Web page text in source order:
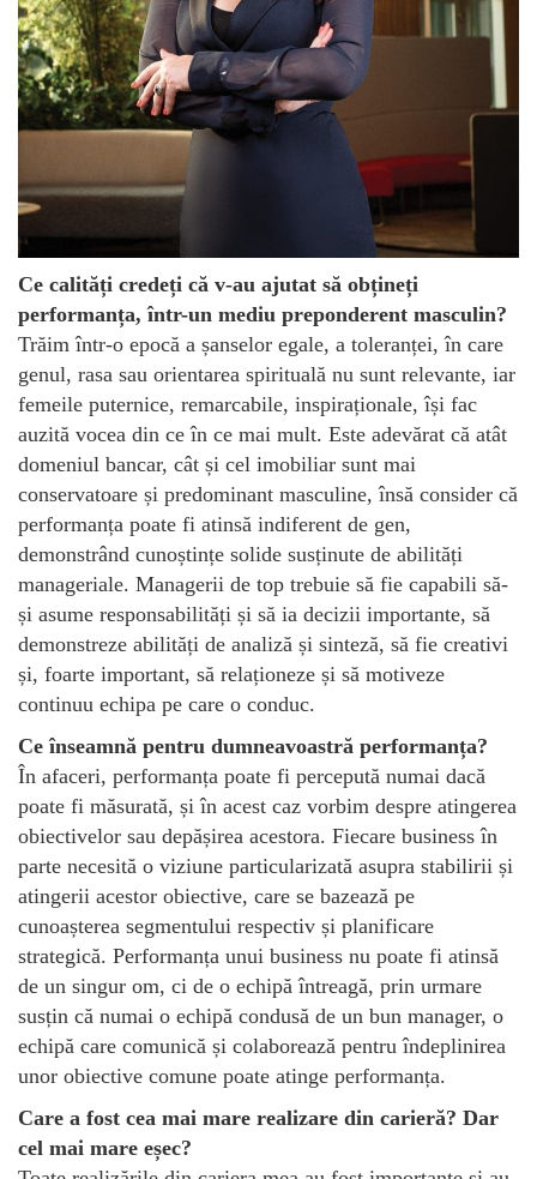
Ce calități credeți că v-au ajutat să obțineți
performanța, într-un mediu preponderent masculin?
Trăim într-o epocă a șanselor egale, a toleranței, în care
genul, rasa sau orientarea spirituală nu sunt relevante, iar
femeile puternice, remarcabile, inspiraționale, își fac
auzită vocea din ce în ce mai mult. Este adevărat că atât
domeniul bancar, cât și cel imobiliar sunt mai
conservatoare și predominant masculine, însă consider că
performanța poate fi atinsă indiferent de gen,
demonstrând cunoștințe solide susținute de abilități
manageriale. Managerii de top trebuie să fie capabili să-
și asume responsabilități și să ia decizii importante, să
demonstreze abilități de analiză și sinteză, să fie creativi
și, foarte important, să relaționeze și să motiveze
continuu echipa pe care o conduc.
Ce înseamnă pentru dumneavoastră performanța?
În afaceri, performanța poate fi percepută numai dacă
poate fi măsurată, și în acest caz vorbim despre atingerea
obiectivelor sau depășirea acestora. Fiecare business în
parte necesită o viziune particularizată asupra stabilirii și
atingerii acestor obiective, care se bazează pe
cunoașterea segmentului respectiv și planificare
strategică. Performanța unui business nu poate fi atinsă
de un singur om, ci de o echipă întreagă, prin urmare
susțin că numai o echipă condusă de un bun manager, o
echipă care comunică și colaborează pentru îndeplinirea
unor obiective comune poate atinge performanța.
Care a fost cea mai mare realizare din carieră? Dar
cel mai mare eșec?